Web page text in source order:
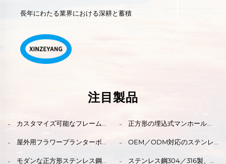
長年にわたる業界における深耕と蓄積
注目製品
カスタマイズ可能なフレーム
ル蓋および屋外装飾・道路用
正方形の埋込式マンホール
製浄化槽蓋／点検蓋（室内・
屋外用フラワープランターボ
れています。庭園用フラワー
OEM／ODM対応のステンレ
業ビル向けにロゴ・寸法をカ
モダンな正方形ステンレス鋼 ステンレス鋼304／316製、亜